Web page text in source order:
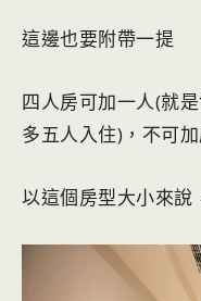
這邊也要附帶一提
四人房可加一人(就
多五人入住)，不可
以這個房型大小來說